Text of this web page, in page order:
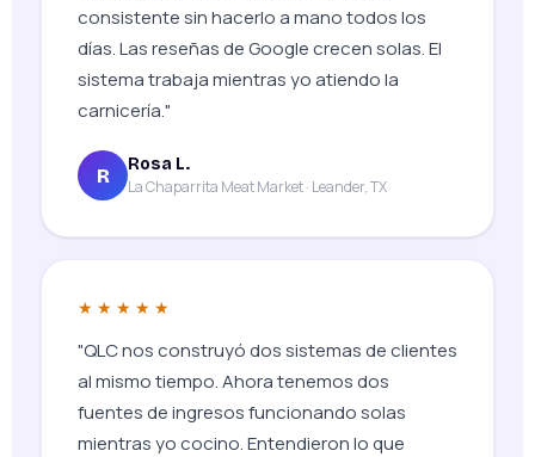
consistente sin hacerlo a mano todos los
días. Las reseñas de Google crecen solas. El
sistema trabaja mientras yo atiendo la
carnicería."
R
Rosa L.
La Chaparrita Meat Market · Leander, TX
★★★★★
"QLC nos construyó dos sistemas de clientes
al mismo tiempo. Ahora tenemos dos
fuentes de ingresos funcionando solas
mientras yo cocino. Entendieron lo que